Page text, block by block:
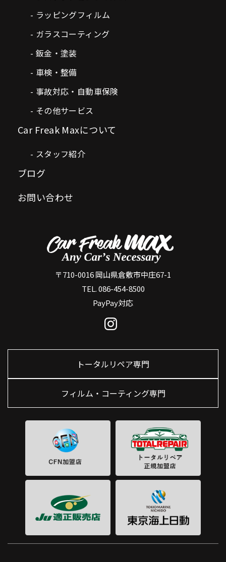
ラッピングフィルム
ガラスコーティング
鈑金・塗装
車検・整備
事故対応・自動車保険
その他サービス
Car Freak Maxについて
スタッフ紹介
ブログ
お問い合わせ
〒710-0016 岡山県倉敷市中庄67-1
TEL. 086-454-8500
PayPay対応
トータルリペア専門
フィルム・コーティング専門